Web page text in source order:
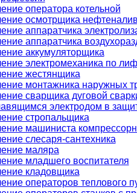
оператора котельной
осмотрщика
аппаратчика
аппаратчика
аккумуляторщика
электромеханика по
жестянщика
монтажника наружных
сварщика дуговой
электродом в
стропальщика
машиниста
слесаря-сантехника
маляра
младшего воспитателя
кладовщика
операторов теплового